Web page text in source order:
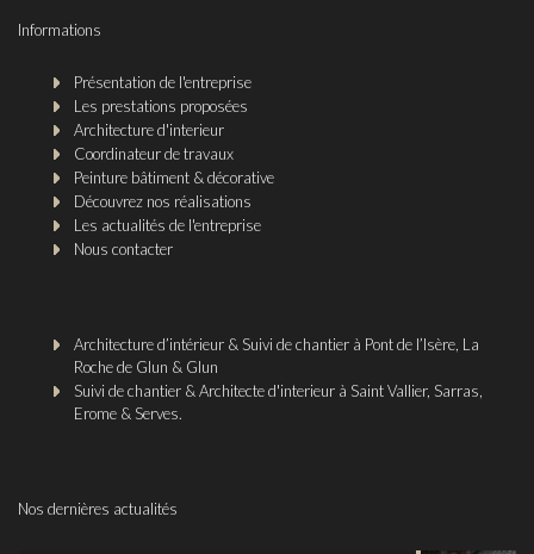
Informations
Présentation de l'entreprise
Les prestations proposées
Architecture d'interieur
Coordinateur de travaux
Peinture bâtiment & décorative
Découvrez nos réalisations
Les actualités de l'entreprise
Nous contacter
Architecture d’intérieur & Suivi de chantier à Pont de l’Isère, La
Roche de Glun & Glun
Suivi de chantier & Architecte d'interieur à Saint Vallier, Sarras,
Erome & Serves.
Nos dernières actualités